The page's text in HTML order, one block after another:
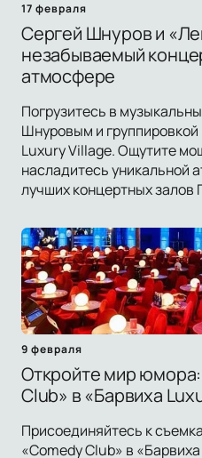
17 февраля
Сергей Шнуров и
незабываемый
атмосфере
Погрузитесь в
Шнуровым и
Luxury Village. Ощутите
насладитесь уникальной
лучших концертных залов
9 февраля
Откройте мир
Club» в «Барвиха
Присоединяйтесь к
«Comedy Club» в